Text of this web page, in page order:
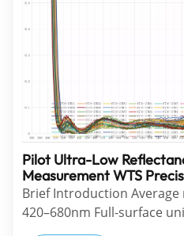
Pilot Ultra-Low
Measurement WTS
Deliver Ultra-Low
Uniformity And Ultra-
Brief Introduction Average
420–680nm Full-surface
transmittance, low stray